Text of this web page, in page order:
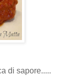
di sapore.....